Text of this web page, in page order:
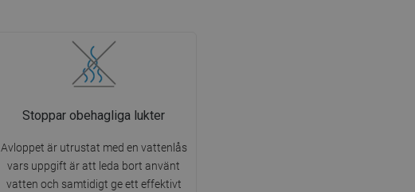
Stoppar obehagliga lukter
Avloppet är utrustat med en vattenlås
vars uppgift är att leda bort använt
vatten och samtidigt ge ett effektivt